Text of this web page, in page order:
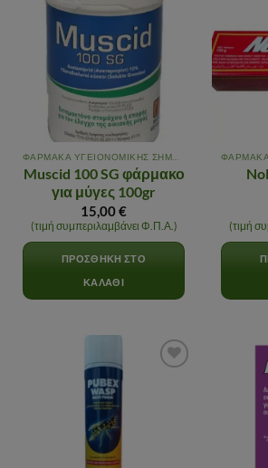
Αγαπημένα
Muscid 100 SG φάρμακο
για μύγες 100gr
15,00€
(τιμή συμπεριλαμβάνει Φ.Π.Α.)
ΠΡΟΣΘΉΚΗ ΣΤΟ
ΚΑΛΆΘΙ
(τιμή